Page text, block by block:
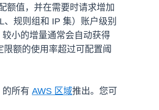
额值，并在需要时请求增加
规则组和 IP 集）账户级别
小的增量通常会自动获得
限额的使用率超过可配置阈
的所有 AWS 区域推出。您可